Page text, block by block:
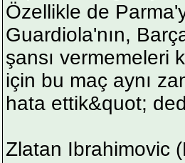
Özellikle de
Guardiola'nın,
şansı vermemeleri
için bu maç aynı
hata ettik&quot;
Zlatan Ibrahimovic